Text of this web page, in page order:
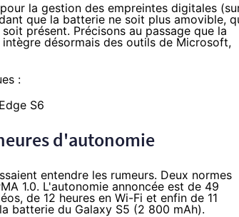
la gestion des empreintes digitales
que la batterie ne soit plus amovible,
présent. Précisons au passage que la
désormais des outils de Microsoft,
:
d'autonomie
entendre les rumeurs. Deux normes
1.0. L'autonomie annoncée est de 49
de 12 heures en Wi-Fi et enfin de 11
batterie du Galaxy S5 (2 800 mAh).